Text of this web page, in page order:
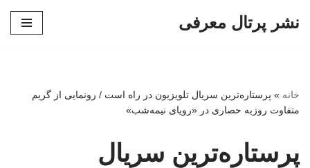
نشر پرتال معرفی
خانه » پرستاره‌ترین سریال تلویزیون در راه است / رونمایی از گریم
متفاوت روزبه حصاری در «رویای نیمه‌شب»
پرستاره‌ترین سریال